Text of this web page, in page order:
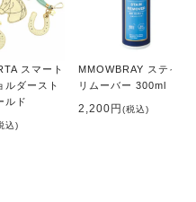
スマート
ルダースト
ルド
込)
MMOWBRAY ステイン
リムーバー 300ml
2,200円(税込)